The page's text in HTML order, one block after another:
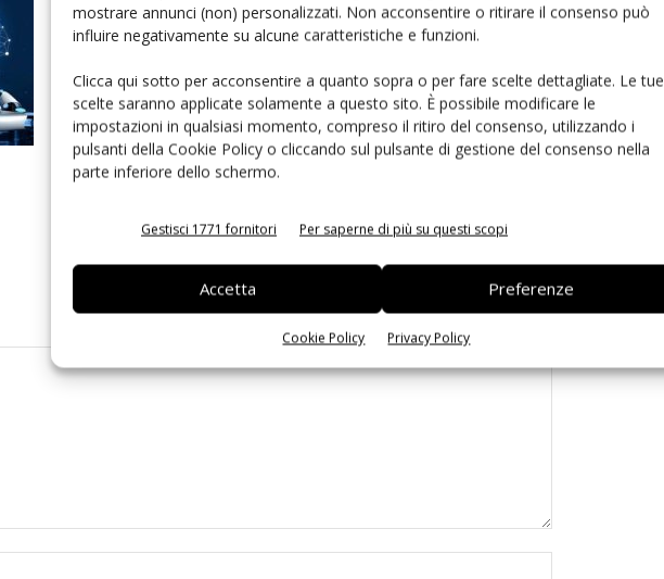
mostrare annunci (non) personalizzati. Non acconsentire o ritirare il consenso può
influire negativamente su alcune caratteristiche e funzioni.
Clicca qui sotto per acconsentire a quanto sopra o per fare scelte dettagliate. Le tue
scelte saranno applicate solamente a questo sito. È possibile modificare le
impostazioni in qualsiasi momento, compreso il ritiro del consenso, utilizzando i
pulsanti della Cookie Policy o cliccando sul pulsante di gestione del consenso nella
parte inferiore dello schermo.
Gestisci 1771 fornitori Per saperne di più su questi scopi
Accetta Preferenze
Cookie Policy Privacy Policy
Smart home: la sfida passa da
sicurezza e interoperabilità
Siemens e NVIDIA insieme sull’IA